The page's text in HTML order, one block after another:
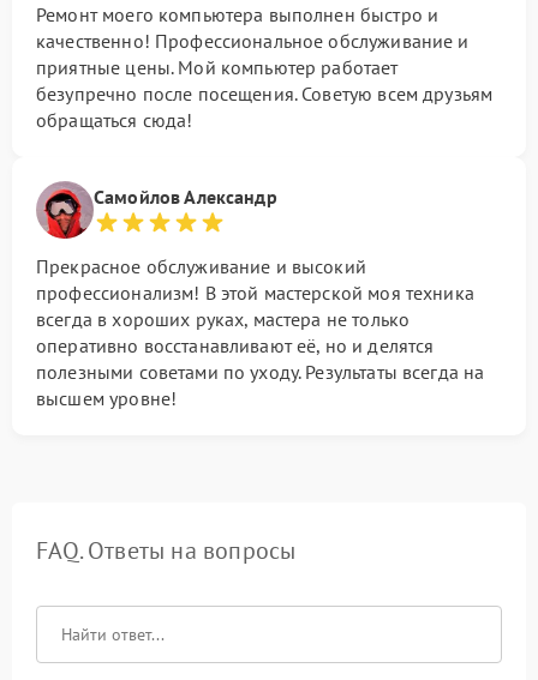
Ремонт моего компьютера выполнен быстро и
качественно! Профессиональное обслуживание и
приятные цены. Мой компьютер работает
безупречно после посещения. Советую всем друзьям
обращаться сюда!
Самойлов Александр
Прекрасное обслуживание и высокий
профессионализм! В этой мастерской моя техника
всегда в хороших руках, мастера не только
оперативно восстанавливают её, но и делятся
полезными советами по уходу. Результаты всегда на
высшем уровне!
FAQ. Ответы на вопросы